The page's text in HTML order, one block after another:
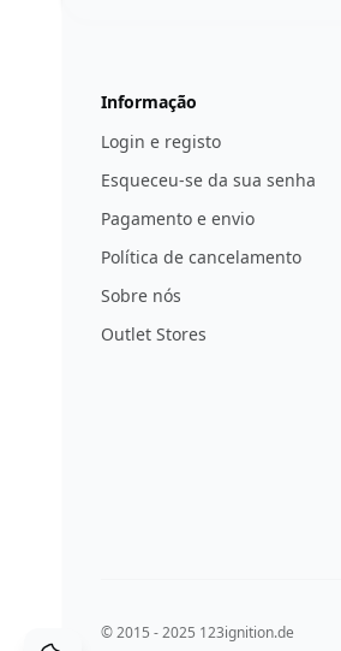
Informação
Login e registo
Esqueceu-se da sua senha
Pagamento e envio
Política de cancelamento
Sobre nós
Outlet Stores
© 2015 - 2025 123ignition.de